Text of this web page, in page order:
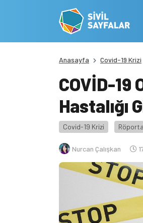
Anasayfa Covid-19 Krizi
COVİD-
Hastalığı
Covid-19 Krizi
Nurcan Çalışkan